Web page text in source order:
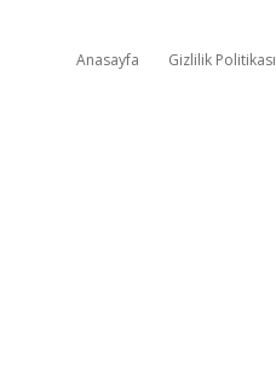
Anasayfa Gizlilik Politikası